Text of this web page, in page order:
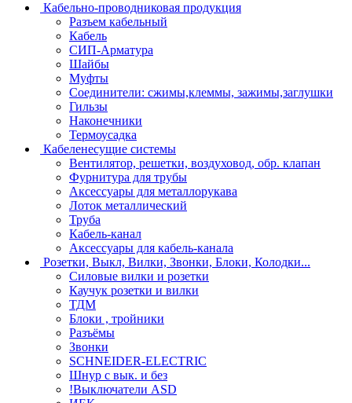
Кабельно-проводниковая продукция
Разъем кабельный
Кабель
СИП-Арматура
Шайбы
Муфты
Соединители: сжимы,клеммы, зажимы,заглушки
Гильзы
Наконечники
Термоусадка
Кабеленесущие системы
Вентилятор, решетки, воздуховод, обр. клапан
Фурнитура для трубы
Аксессуары для металлорукава
Лоток металлический
Труба
Кабель-канал
Аксессуары для кабель-канала
Розетки, Выкл, Вилки, Звонки, Блоки, Колодки...
Силовые вилки и розетки
Каучук розетки и вилки
ТДМ
Блоки , тройники
Разъёмы
Звонки
SCHNEIDER-ELECTRIC
Шнур с вык. и без
!Выключатели ASD